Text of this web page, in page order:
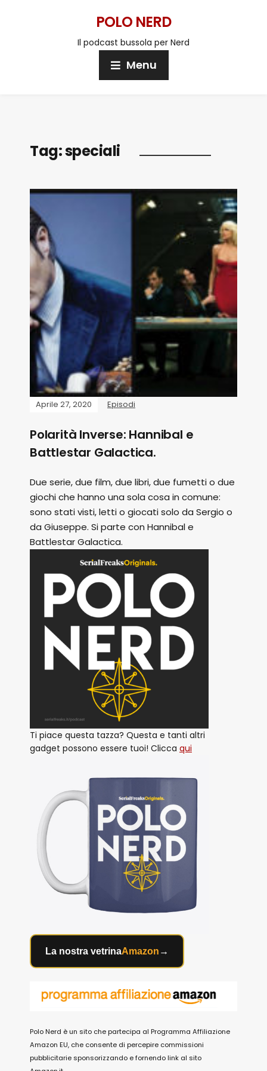
POLO NERD
Il podcast bussola per Nerd
Menu
Tag:speciali
Aprile 27, 2020 Episodi
Polarità Inverse: Hannibal e
Battlestar Galactica.
Due serie, due film, due libri, due fumetti o due
giochi che hanno una sola cosa in comune:
sono stati visti, letti o giocati solo da Sergio o
da Giuseppe. Si parte con Hannibal e
Battlestar Galactica.
Ti piace questa tazza? Questa e tanti altri
gadget possono essere tuoi! Clicca qui
La nostra vetrinaAmazon →
Polo Nerd è un sito che partecipa al Programma Affiliazione
Amazon EU, che consente di percepire commissioni
pubblicitarie sponsorizzando e fornendo link al sito